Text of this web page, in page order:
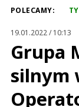
POLECAMY:
19.01.2022 / 10:13
Grupa
silnym